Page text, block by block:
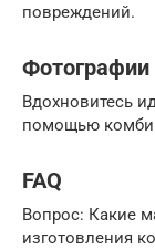
повреждений.
Вдохновитесь
помощью
FAQ
Вопрос: Какие
изготовления